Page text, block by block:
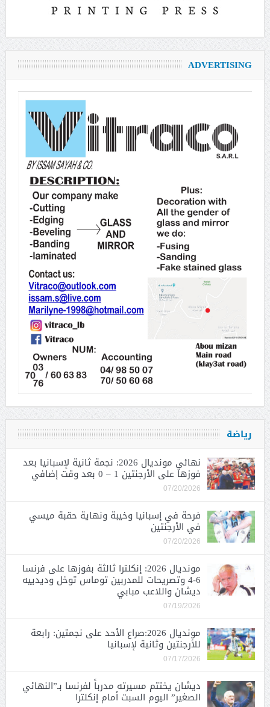
ADVERTISING
رياضة
نهائي مونديال 2026: نجمة ثانية لإسبانيا بعد
فوزها على الأرجنتين 1 – 0 بعد وقت إضافي
07/20/2026
فرحة في إسبانيا وخيبة ونهاية حقبة ميسي
في الأرجنتين
07/20/2026
مونديال 2026: إنكلترا ثالثة بفوزها على فرنسا
6-4 وتصريحات للمدربين توماس توخل وديدييه
ديشان واللاعب مبابي
07/19/2026
مونديال 2026:صراع الأحد على نجمتين: رابعة
للأرجنتين وثانية لإسبانيا
07/17/2026
ديشان يختتم مسيرته مدرباً لفرنسا بـ”النهائي
الصغير” اليوم السبت أمام إنكلترا